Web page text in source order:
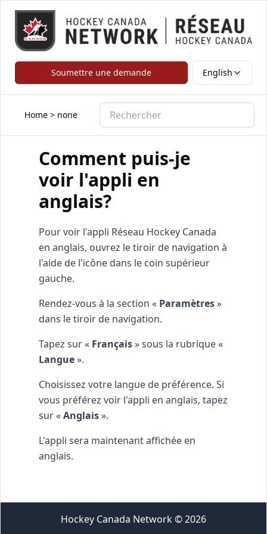
Soumettre une demande English
Home > none
Comment puis-je
voir l'appli en
anglais?
Pour voir l'appli Réseau Hockey Canada
en anglais, ouvrez le tiroir de navigation à
l'aide de l'icône dans le coin supérieur
gauche.
Rendez-vous à la section « Paramètres»
dans le tiroir de navigation.
Tapez sur « Français» sous la rubrique «
Langue».
Choisissez votre langue de préférence. Si
vous préférez voir l'appli en anglais, tapez
sur «Anglais».
L'appli sera maintenant affichée en
anglais.
Hockey Canada Network©2026